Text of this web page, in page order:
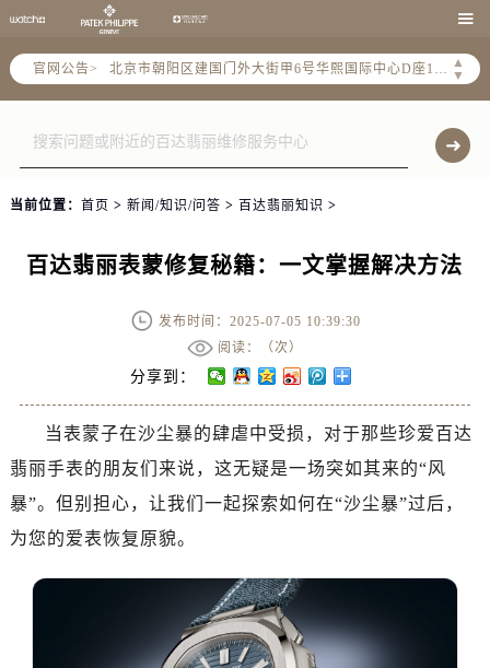

官网公告>
▲
▼
北京市朝阳区建国门外大街甲6号华熙国际中心D座11层1102室售后服务中心（需提前预约）
北京市东城区东长安街1号王府井东方广场W3座6层602室售后服务中心（需提前预约）
节假日正常营业！
当前位置： 首页 > 新闻/知识/问答 > 百达翡丽知识 >
百达翡丽表蒙修复秘籍：一文掌握解决方法
发布时间：2025-07-05 10:39:30
阅读：（次）
分享到：
当表蒙子在沙尘暴的肆虐中受损，对于那些珍爱百达
翡丽手表的朋友们来说，这无疑是一场突如其来的“风
暴”。但别担心，让我们一起探索如何在“沙尘暴”过后，
为您的爱表恢复原貌。